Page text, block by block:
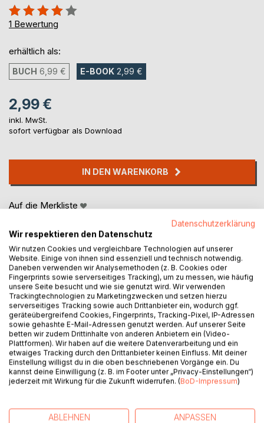
Bewertung::
80%
1 Bewertung
erhältlich als:
BUCH 6,99 € E-BOOK 2,99 €
2,99 €
inkl. MwSt.
sofort verfügbar als Download
IN DEN WARENKORB
Auf die Merkliste
BESCHREIBUNG
Roman einer Kindheit in der Parallelwelt der
Russlanddeutschen in Kasachstan - zum Nachdenken und
zum Schmunzeln:
Datenschutzerklärung
Wir respektieren den Datenschutz
Wir nutzen Cookies und vergleichbare Technologien auf unserer
Website. Einige von ihnen sind essenziell und technisch notwendig.
Daneben verwenden wir Analysemethoden (z. B. Cookies oder
Fingerprints sowie serverseitiges Tracking), um zu messen, wie häufig
unsere Seite besucht und wie sie genutzt wird. Wir verwenden
Trackingtechnologien zu Marketingzwecken und setzen hierzu
serverseitiges Tracking sowie auch Drittanbieter ein, wodurch ggf.
geräteübergreifend Cookies, Fingerprints, Tracking-Pixel, IP-Adressen
sowie gehashte E-Mail-Adressen genutzt werden. Auf unserer Seite
betten wir zudem Drittinhalte von anderen Anbietern ein (Video-
Plattformen). Wir haben auf die weitere Datenverarbeitung und ein
etwaiges Tracking durch den Drittanbieter keinen Einfluss. Mit deiner
Einstellung willigst du in die oben beschriebenen Vorgänge ein. Du
kannst deine Einwilligung (z. B. im Footer unter „Privacy-Einstellungen“)
jederzeit mit Wirkung für die Zukunft widerrufen. (BoD-Impressum)
ABLEHNEN ANPASSEN